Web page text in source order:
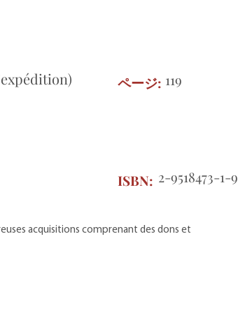
119
ページ:
2-9518473-1-9
ISBN:
acquisitions comprenant des dons et